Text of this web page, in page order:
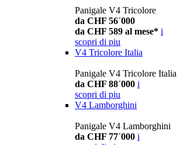
Panigale V4 Tricolore
da CHF 56´000
da CHF 589 al mese* i
scopri di piu
V4 Tricolore Italia
Panigale V4 Tricolore Italia
da CHF 88´000 i
scopri di piu
V4 Lamborghini
Panigale V4 Lamborghini
da CHF 77´000 i